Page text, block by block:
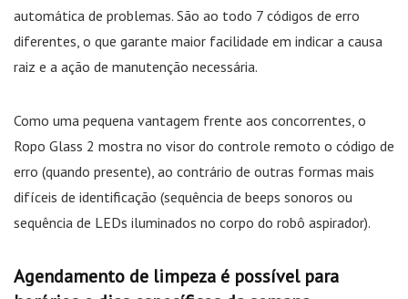
automática de problemas. São ao todo 7 códigos de erro
diferentes, o que garante maior facilidade em indicar a causa
raiz e a ação de manutenção necessária.
Como uma pequena vantagem frente aos concorrentes, o
Ropo Glass 2 mostra no visor do controle remoto o código de
erro (quando presente), ao contrário de outras formas mais
difíceis de identificação (sequência de beeps sonoros ou
sequência de LEDs iluminados no corpo do robô aspirador).
Agendamento de limpeza é possível para